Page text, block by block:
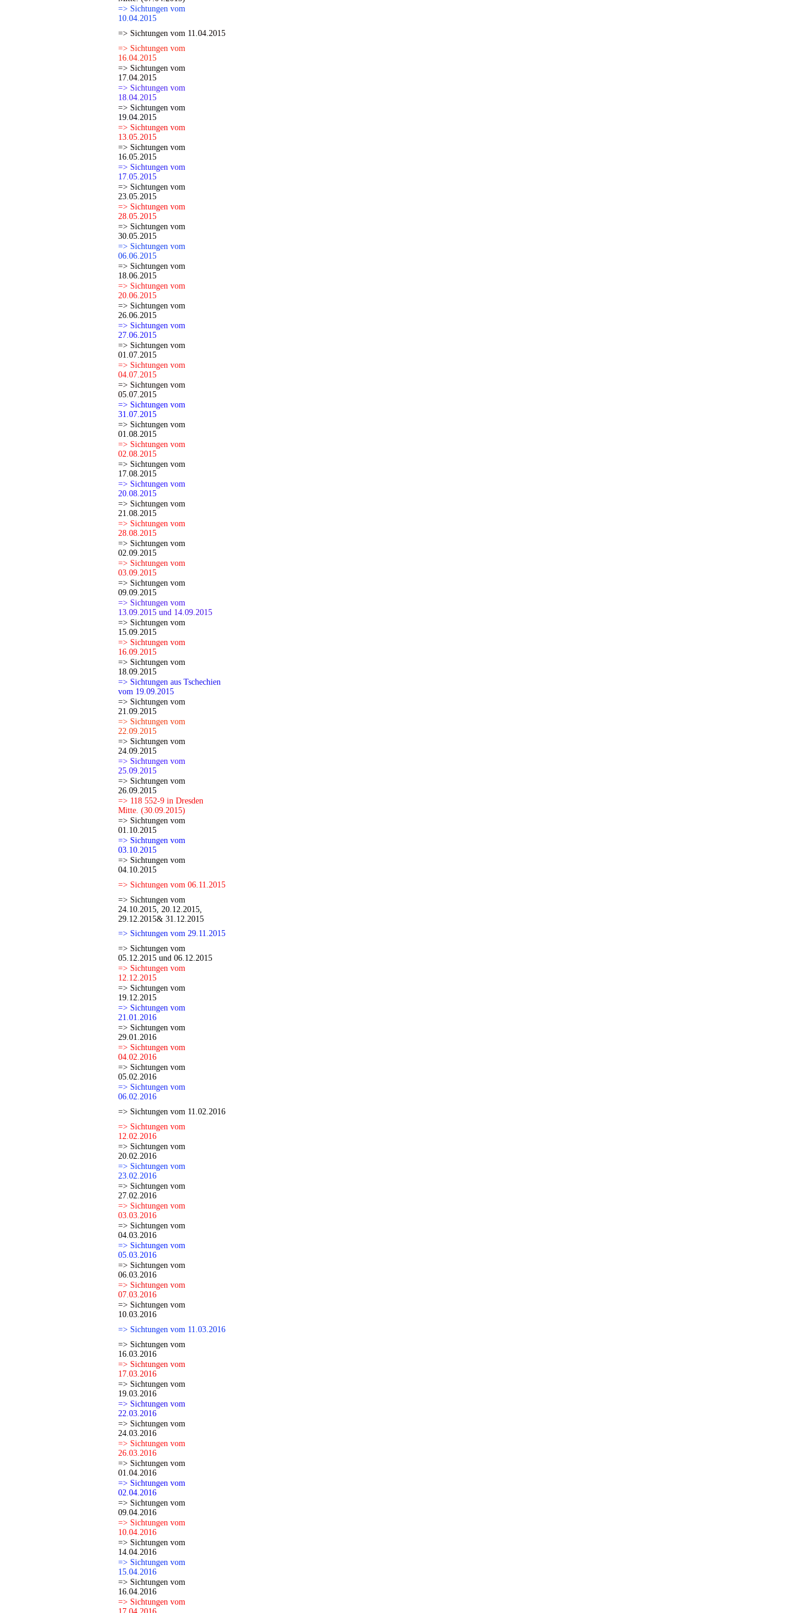
=> Sichtungen vom
10.04.2015
=> Sichtungen vom 11.04.2015
=> Sichtungen vom
16.04.2015
=> Sichtungen vom
17.04.2015
=> Sichtungen vom
18.04.2015
=> Sichtungen vom
19.04.2015
=> Sichtungen vom
13.05.2015
=> Sichtungen vom
16.05.2015
=> Sichtungen vom
17.05.2015
=> Sichtungen vom
23.05.2015
=> Sichtungen vom
28.05.2015
=> Sichtungen vom
30.05.2015
=> Sichtungen vom
06.06.2015
=> Sichtungen vom
18.06.2015
=> Sichtungen vom
20.06.2015
=> Sichtungen vom
26.06.2015
=> Sichtungen vom
27.06.2015
=> Sichtungen vom
01.07.2015
=> Sichtungen vom
04.07.2015
=> Sichtungen vom
05.07.2015
=> Sichtungen vom
31.07.2015
=> Sichtungen vom
01.08.2015
=> Sichtungen vom
02.08.2015
=> Sichtungen vom
17.08.2015
=> Sichtungen vom
20.08.2015
=> Sichtungen vom
21.08.2015
=> Sichtungen vom
28.08.2015
=> Sichtungen vom
02.09.2015
=> Sichtungen vom
03.09.2015
=> Sichtungen vom
09.09.2015
=> Sichtungen vom
13.09.2015 und 14.09.2015
=> Sichtungen vom
15.09.2015
=> Sichtungen vom
16.09.2015
=> Sichtungen vom
18.09.2015
=> Sichtungen aus Tschechien
vom 19.09.2015
=> Sichtungen vom
21.09.2015
=> Sichtungen vom
22.09.2015
=> Sichtungen vom
24.09.2015
=> Sichtungen vom
25.09.2015
=> Sichtungen vom
26.09.2015
=> 118 552-9 in Dresden
Mitte. (30.09.2015)
=> Sichtungen vom
01.10.2015
=> Sichtungen vom
03.10.2015
=> Sichtungen vom
04.10.2015
=> Sichtungen vom 06.11.2015
=> Sichtungen vom
24.10.2015, 20.12.2015,
29.12.2015& 31.12.2015
=> Sichtungen vom 29.11.2015
=> Sichtungen vom
05.12.2015 und 06.12.2015
=> Sichtungen vom
12.12.2015
=> Sichtungen vom
19.12.2015
=> Sichtungen vom
21.01.2016
=> Sichtungen vom
29.01.2016
=> Sichtungen vom
04.02.2016
=> Sichtungen vom
05.02.2016
=> Sichtungen vom
06.02.2016
=> Sichtungen vom 11.02.2016
=> Sichtungen vom
12.02.2016
=> Sichtungen vom
20.02.2016
=> Sichtungen vom
23.02.2016
=> Sichtungen vom
27.02.2016
=> Sichtungen vom
03.03.2016
=> Sichtungen vom
04.03.2016
=> Sichtungen vom
05.03.2016
=> Sichtungen vom
06.03.2016
=> Sichtungen vom
07.03.2016
=> Sichtungen vom
10.03.2016
=> Sichtungen vom 11.03.2016
=> Sichtungen vom
16.03.2016
=> Sichtungen vom
17.03.2016
=> Sichtungen vom
19.03.2016
=> Sichtungen vom
22.03.2016
=> Sichtungen vom
24.03.2016
=> Sichtungen vom
26.03.2016
=> Sichtungen vom
01.04.2016
=> Sichtungen vom
02.04.2016
=> Sichtungen vom
09.04.2016
=> Sichtungen vom
10.04.2016
=> Sichtungen vom
14.04.2016
=> Sichtungen vom
15.04.2016
=> Sichtungen vom
16.04.2016
=> Sichtungen vom